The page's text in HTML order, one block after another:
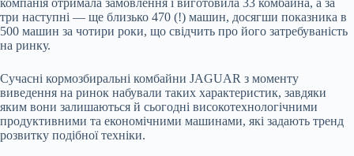
компанія отримала замовлення і виготовила 33 комбайна, а за
три наступні — ще близько 470 (!) машин, досягши показника в
500 машин за чотири роки, що свідчить про його затребуваність
на ринку.
Сучасні кормозбиральні комбайни JAGUAR з моменту
виведення на ринок набували таких характеристик, завдяки
яким вони залишаються й сьогодні високотехнологічними
продуктивними та економічними машинами, які задають тренд
розвитку подібної техніки.